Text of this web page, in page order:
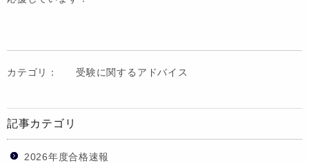
カテゴリ： 受験に関するアドバイス
記事カテゴリ
2026年度合格速報